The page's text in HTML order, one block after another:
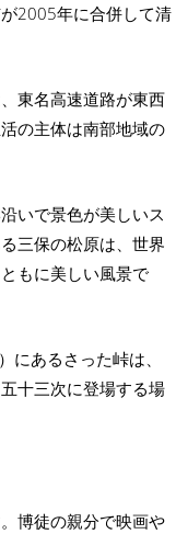
2005年に合併して清
東名高速道路が東西
の主体は南部地域の
いで景色が美しいス
三保の松原は、世界
もに美しい風景で
あるさった峠は、
十三次に登場する場
博徒の親分で映画や